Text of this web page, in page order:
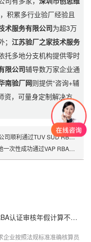
积累多行业验厂经验且
术服务有限公司为超3万
；江苏验厂之家技术服务
托多地分支机构提供零时
限公司辅导数万家企业通
南验厂网则提供“咨询+辅
资，可量身定制解决方
通过TUV SUD RBA认证审核
成功通过VAP RBA认证审核
深圳创思维企业解决工厂RBA认证审核年假计算不准确
企业按照法规标准准确核算员工